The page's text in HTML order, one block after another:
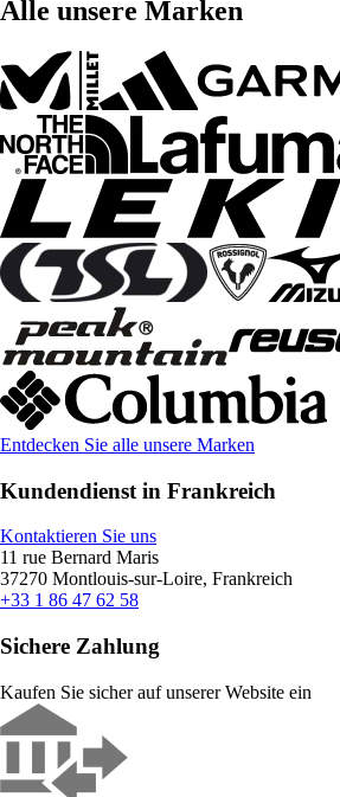
Alle unsere Marken
Entdecken Sie alle unsere Marken
Kundendienst in Frankreich
Kontaktieren Sie uns
11 rue Bernard Maris
37270 Montlouis-sur-Loire, Frankreich
+33 1 86 47 62 58
Sichere Zahlung
Kaufen Sie sicher auf unserer Website ein